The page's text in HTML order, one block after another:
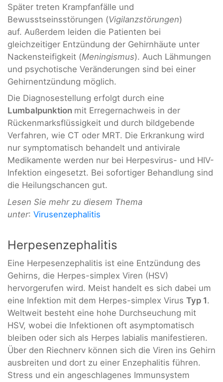
Später treten Krampfanfälle und
Bewusstseinsstörungen (Vigilanzstörungen)
auf. Außerdem leiden die Patienten bei
gleichzeitiger Entzündung der Gehirnhäute unter
Nackensteifigkeit (Meningismus). Auch Lähmungen
und psychotische Veränderungen sind bei einer
Gehirnentzündung möglich.
Die Diagnosestellung erfolgt durch eine
Lumbalpunktion mit Erregernachweis in der
Rückenmarksflüssigkeit und durch bildgebende
Verfahren, wie CT oder MRT. Die Erkrankung wird
nur symptomatisch behandelt und antivirale
Medikamente werden nur bei Herpesvirus- und HIV-
Infektion eingesetzt. Bei sofortiger Behandlung sind
die Heilungschancen gut.
Lesen Sie mehr zu diesem Thema
unter: Virusenzephalitis
Herpesenzephalitis
Eine Herpesenzephalitis ist eine Entzündung des
Gehirns, die Herpes-simplex Viren (HSV)
hervorgerufen wird. Meist handelt es sich dabei um
eine Infektion mit dem Herpes-simplex Virus Typ 1.
Weltweit besteht eine hohe Durchseuchung mit
HSV, wobei die Infektionen oft asymptomatisch
bleiben oder sich als Herpes labialis manifestieren.
Über den Riechnerv können sich die Viren ins Gehirn
ausbreiten und dort zu einer Enzephalitis führen.
Stress und ein angeschlagenes Immunsystem